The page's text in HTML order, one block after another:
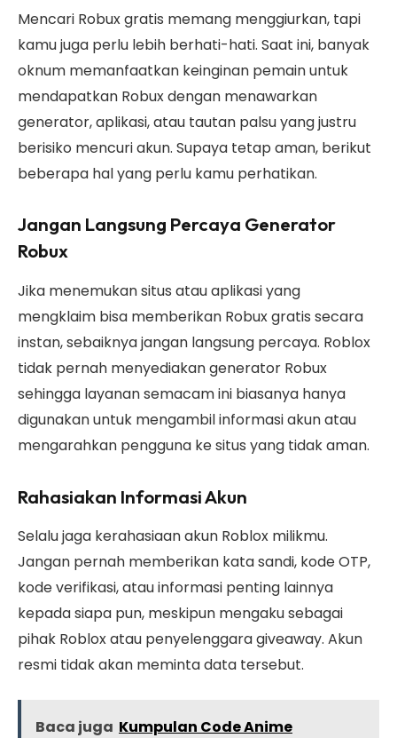
Mencari Robux gratis memang menggiurkan, tapi
kamu juga perlu lebih berhati-hati. Saat ini, banyak
oknum memanfaatkan keinginan pemain untuk
mendapatkan Robux dengan menawarkan
generator, aplikasi, atau tautan palsu yang justru
berisiko mencuri akun. Supaya tetap aman, berikut
beberapa hal yang perlu kamu perhatikan.
Jangan Langsung Percaya Generator
Robux
Jika menemukan situs atau aplikasi yang
mengklaim bisa memberikan Robux gratis secara
instan, sebaiknya jangan langsung percaya. Roblox
tidak pernah menyediakan generator Robux
sehingga layanan semacam ini biasanya hanya
digunakan untuk mengambil informasi akun atau
mengarahkan pengguna ke situs yang tidak aman.
Rahasiakan Informasi Akun
Selalu jaga kerahasiaan akun Roblox milikmu.
Jangan pernah memberikan kata sandi, kode OTP,
kode verifikasi, atau informasi penting lainnya
kepada siapa pun, meskipun mengaku sebagai
pihak Roblox atau penyelenggara giveaway. Akun
resmi tidak akan meminta data tersebut.
Baca juga Kumpulan Code Anime